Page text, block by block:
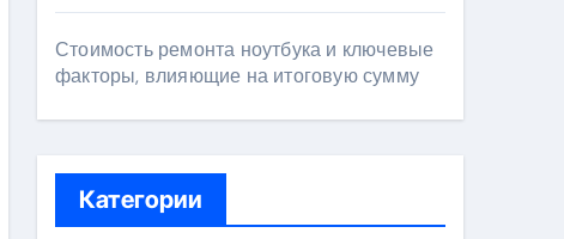
Стоимость ремонта ноутбука и ключевые
факторы, влияющие на итоговую сумму
Категории